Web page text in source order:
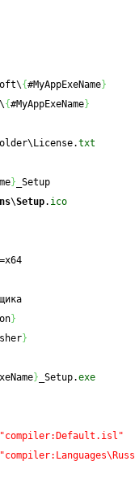
{#MyAppExeName}
{#MyAppExeName}
txt
} _Setup
\Setup. ico
}
}
} _Setup.exe
"compiler:Default.isl"